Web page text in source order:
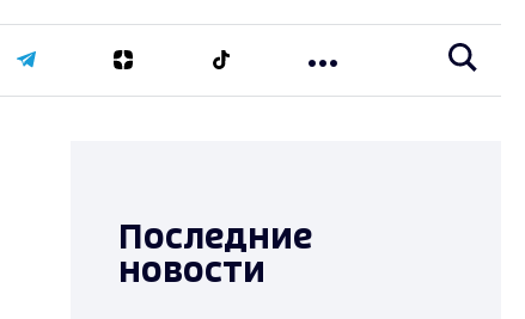
Последние
новости